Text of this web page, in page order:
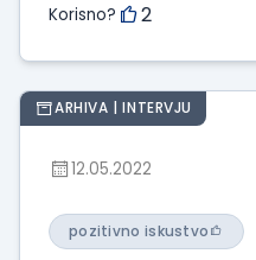
Korisno? 2
ARHIVA | INTERVJU
12.05.2022
pozitivno iskustvo